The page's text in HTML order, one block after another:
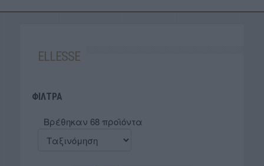
ELLESSE
ΦΙΛΤΡΑ
Βρέθηκαν 68 προϊόντα